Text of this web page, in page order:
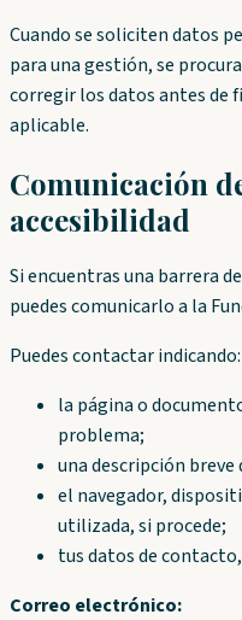
Cuando se soliciten datos
para una gestión, se
corregir los datos antes de
aplicable.
Comunicación
accesibilidad
Si encuentras una barrera
puedes comunicarlo a la
Puedes contactar indicando:
la página o
problema;
una descripción
el navegador,
utilizada, si procede;
tus datos de
Correo electrónico: